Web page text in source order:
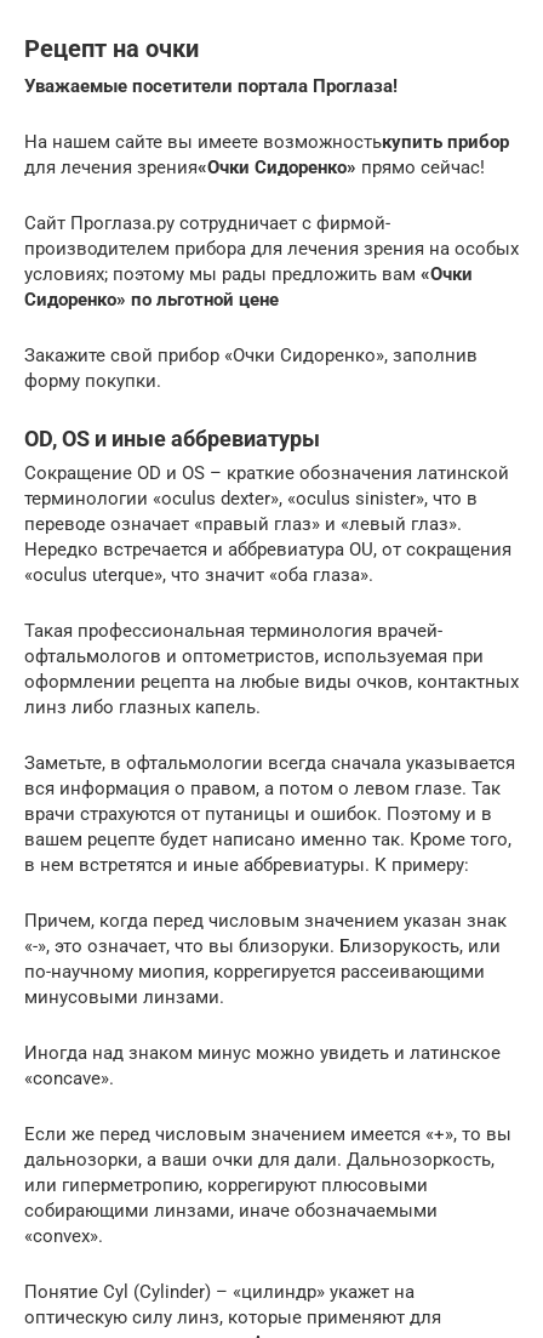
Рецепт на очки
Уважаемые посетители портала Проглаза!
На нашем сайте вы имеете возможностькупить прибор
для лечения зрения«Очки Сидоренко» прямо сейчас!
Сайт Проглаза.ру сотрудничает с фирмой-
производителем прибора для лечения зрения на особых
условиях; поэтому мы рады предложить вам «Очки
Сидоренко» по льготной цене
Закажите свой прибор «Очки Сидоренко», заполнив
форму покупки.
OD, OS и иные аббревиатуры
Сокращение OD и OS – краткие обозначения латинской
терминологии «oculus dexter», «oculus sinister», что в
переводе означает «правый глаз» и «левый глаз».
Нередко встречается и аббревиатура OU, от сокращения
«oculus uterque», что значит «оба глаза».
Такая профессиональная терминология врачей-
офтальмологов и оптометристов, используемая при
оформлении рецепта на любые виды очков, контактных
линз либо глазных капель.
Заметьте, в офтальмологии всегда сначала указывается
вся информация о правом, а потом о левом глазе. Так
врачи страхуются от путаницы и ошибок. Поэтому и в
вашем рецепте будет написано именно так. Кроме того,
в нем встретятся и иные аббревиатуры. К примеру:
Причем, когда перед числовым значением указан знак
«-», это означает, что вы близоруки. Близорукость, или
по-научному миопия, коррегируется рассеивающими
минусовыми линзами.
Иногда над знаком минус можно увидеть и латинское
«concave».
Если же перед числовым значением имеется «+», то вы
дальнозорки, а ваши очки для дали. Дальнозоркость,
или гиперметропию, коррегируют плюсовыми
собирающими линзами, иначе обозначаемыми
«convex».
Понятие Cyl (Cylinder) – «цилиндр» укажет на
оптическую силу линз, которые применяют для